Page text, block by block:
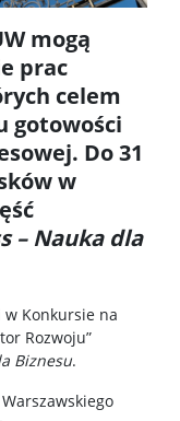
mogą
prac
celem
gotowości
Do 31
w
– Nauka dla
w Konkursie na
Rozwoju”
Biznesu.